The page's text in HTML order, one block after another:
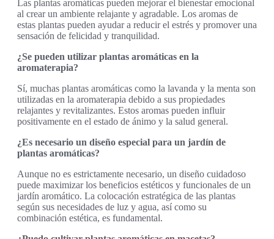
Las plantas aromáticas pueden mejorar el bienestar emocional
al crear un ambiente relajante y agradable. Los aromas de
estas plantas pueden ayudar a reducir el estrés y promover una
sensación de felicidad y tranquilidad.
¿Se pueden utilizar plantas aromáticas en la
aromaterapia?
Sí, muchas plantas aromáticas como la lavanda y la menta son
utilizadas en la aromaterapia debido a sus propiedades
relajantes y revitalizantes. Estos aromas pueden influir
positivamente en el estado de ánimo y la salud general.
¿Es necesario un diseño especial para un jardín de
plantas aromáticas?
Aunque no es estrictamente necesario, un diseño cuidadoso
puede maximizar los beneficios estéticos y funcionales de un
jardín aromático. La colocación estratégica de las plantas
según sus necesidades de luz y agua, así como su
combinación estética, es fundamental.